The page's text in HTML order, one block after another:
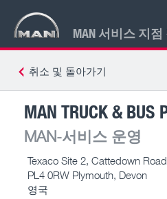
MAN 서비스 지점
취소 및 돌아가기
MAN TRUCK & BUS
MAN-서비스 운영
Texaco Site 2, Cattedown
PL4 0RW Plymouth, Devon
영국